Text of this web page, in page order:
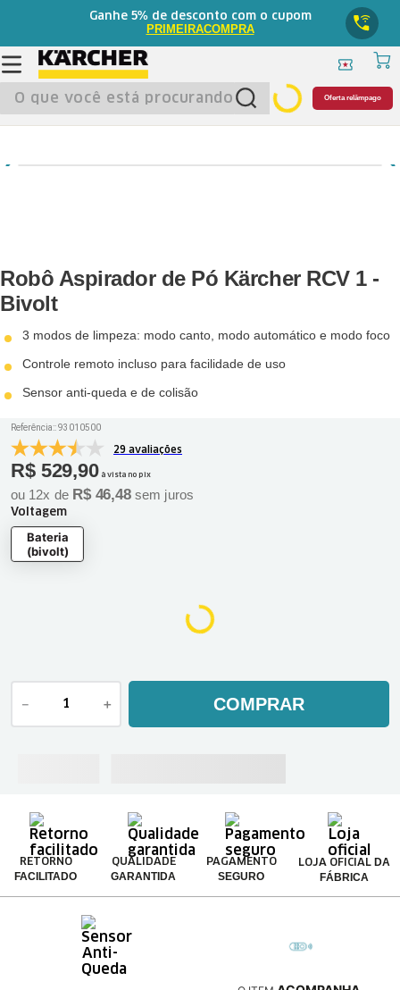
Ganhe 5%de desconto com o cupom
PRIMEIRACOMPRA
O que você está procurando? Oferta relâmpago
Robô Aspirador de Pó Kärcher RCV 1 -
Bivolt
3 modos de limpeza: modo canto, modo automático e modo foco
Controle remoto incluso para facilidade de uso
Sensor anti-queda e de colisão
Referência::93010500
29 avaliações
R$ 529,90 à vista no pix
ou 12x de R$ 46,48 sem juros
Voltagem
Bateria
(bivolt)
＋
－ COMPRAR
RETORNO
FACILITADO
QUALIDADE
GARANTIDA
PAGAMENTO
SEGURO
LOJA OFICIAL DA
FÁBRICA